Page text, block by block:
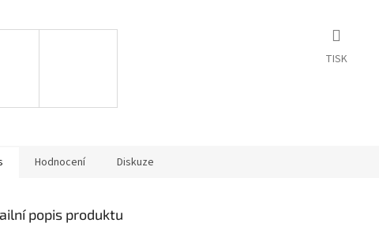
TISK
Hodnocení Diskuze
popis produktu